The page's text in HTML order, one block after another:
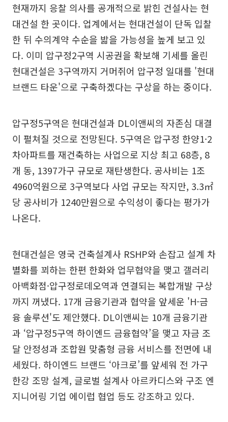
현재까지 응찰 의사를 공개적으로 밝힌 건설사는 현
대건설 한 곳이다. 업계에서는 현대건설이 단독 입찰
한 뒤 수의계약 수순을 밟을 가능성을 높게 보고 있
다. 이미 압구정2구역 시공권을 확보해 기세를 올린
현대건설은 3구역까지 거머쥐어 압구정 일대를 '현대
브랜드 타운'으로 구축하겠다는 구상을 하는 중이다.
압구정5구역은 현대건설과 DL이앤씨의 자존심 대결
이 펼쳐질 것으로 전망된다. 5구역은 압구정 한양1·2
차아파트를 재건축하는 사업으로 지상 최고 68층, 8
개 동, 1397가구 규모로 재탄생한다. 공사비는 1조
4960억원으로 3구역보다 사업 규모는 작지만, 3.3㎡
당 공사비가 1240만원으로 수익성이 좋다는 평가가
나온다.
현대건설은 영국 건축설계사 RSHP와 손잡고 설계 차
별화를 꾀하는 한편 한화와 업무협약을 맺고 갤러리
아백화점·압구정로데오역과 연결되는 복합개발 구상
까지 꺼냈다. 17개 금융기관과 협약을 앞세운 'H-금
융 솔루션'도 제안했다. DL이앤씨는 10개 금융기관
과 ‘압구정5구역 하이엔드 금융협약’을 맺고 자금 조
달 안정성과 조합원 맞춤형 금융 서비스를 전면에 내
세웠다. 하이엔드 브랜드 ‘아크로’를 앞세워 전 가구
한강 조망 설계, 글로벌 설계사 아르카디스와 구조 엔
지니어링 기업 에이럽 협업 등도 강조하고 있다.